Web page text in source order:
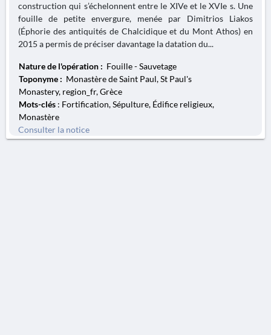
construction qui s’échelonnent entre le XIVe et le XVIe s. Une
fouille de petite envergure, menée par Dimitrios Liakos
(Éphorie des antiquités de Chalcidique et du Mont Athos) en
2015 a permis de préciser davantage la datation du...
Nature de l'opération : Fouille - Sauvetage
Toponyme : Monastère de Saint Paul, St Paul's
Monastery, region_fr, Grèce
Mots-clés : Fortification, Sépulture, Édifice religieux,
Monastère
Consulter la notice